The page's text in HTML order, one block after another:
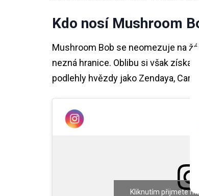
Kdo nosí Mushroom
Mushroom Bob se neomezuje na
nezná hranice. Oblibu si však získal
podlehly hvězdy jako Zendaya,
Kliknutím přijmete